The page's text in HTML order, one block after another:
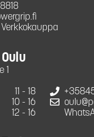
11 - 18
10 - 16
12 - 16